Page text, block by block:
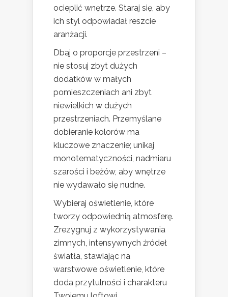
ocieplić wnętrze. Staraj się, aby
ich styl odpowiadał reszcie
aranżacji.
Dbaj o proporcje przestrzeni –
nie stosuj zbyt dużych
dodatków w małych
pomieszczeniach ani zbyt
niewielkich w dużych
przestrzeniach. Przemyślane
dobieranie kolorów ma
kluczowe znaczenie; unikaj
monotematyczności, nadmiaru
szarości i beżów, aby wnętrze
nie wydawało się nudne.
Wybieraj oświetlenie, które
tworzy odpowiednią atmosferę.
Zrezygnuj z wykorzystywania
zimnych, intensywnych źródeł
światła, stawiając na
warstwowe oświetlenie, które
doda przytulności i charakteru